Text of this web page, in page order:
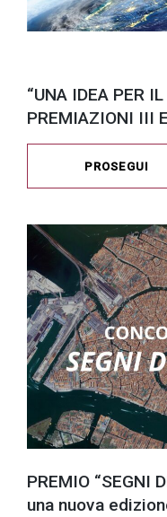
“UNA IDEA PER
PREMIAZIONI III
PROSEGUI
PREMIO “SEGNI
una nuova